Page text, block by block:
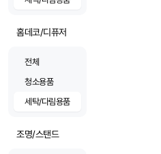
홈데코/디퓨저
전체
청소용품
세탁/다림용품
조명/스탠드